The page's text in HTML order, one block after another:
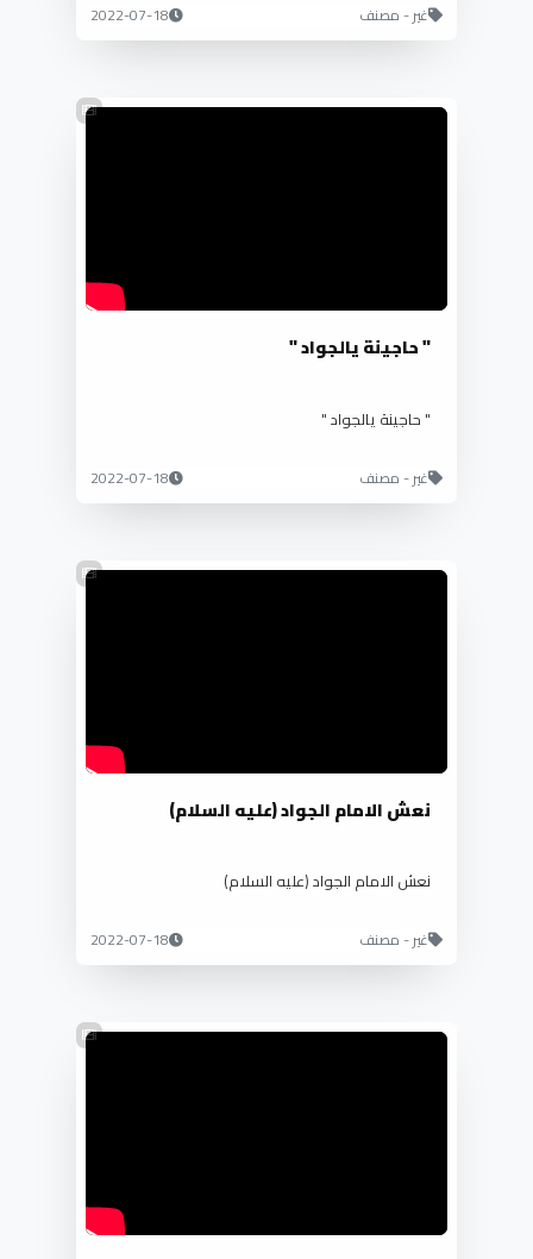
غير - مصنف 2022-07-18
" حاجينة يالجواد "
" حاجينة يالجواد "
غير - مصنف 2022-07-18
نعش الامام الجواد (عليه السلام)
نعش الامام الجواد (عليه السلام)
غير - مصنف 2022-07-18